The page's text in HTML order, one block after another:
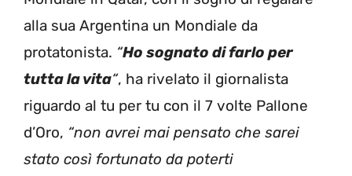
alla sua Argentina un Mondiale da
protatonista. “Ho sognato di farlo per
tutta la vita“, ha rivelato il giornalista
riguardo al tu per tu con il 7 volte Pallone
d’Oro, “non avrei mai pensato che sarei
stato così fortunato da poterti